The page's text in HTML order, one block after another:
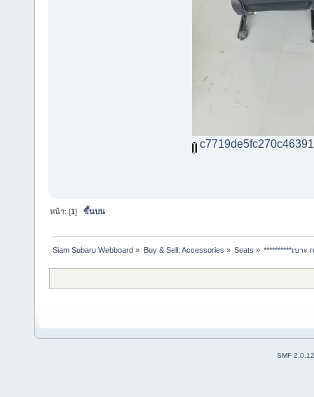
หน้า: [1]ขึ้นบน
Siam Subaru Webboard » Buy & Sell: Accessories » Seats » **********เบาะ
SMF 2.0.12